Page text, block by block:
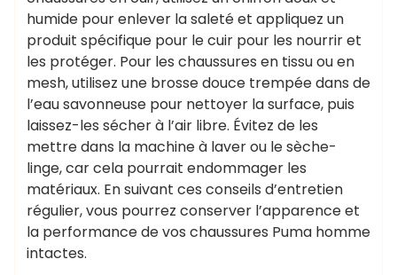
humide pour enlever la saleté et appliquez un
produit spécifique pour le cuir pour les nourrir et
les protéger. Pour les chaussures en tissu ou en
mesh, utilisez une brosse douce trempée dans de
l’eau savonneuse pour nettoyer la surface, puis
laissez-les sécher à l’air libre. Évitez de les
mettre dans la machine à laver ou le sèche-
linge, car cela pourrait endommager les
matériaux. En suivant ces conseils d’entretien
régulier, vous pourrez conserver l’apparence et
la performance de vos chaussures Puma homme
intactes.